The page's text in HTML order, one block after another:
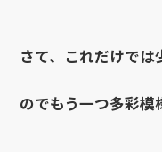
さて、これだけで
のでもう一つ多彩